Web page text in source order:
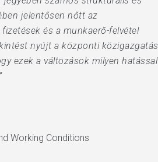
jelentősen nőtt az
és a munkaerő-felvétel
nyújt a központi közigazgatás
ezek a változások milyen hatással
Working Conditions